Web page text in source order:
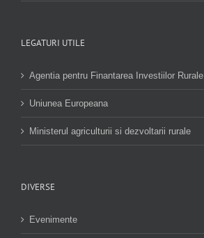
LEGATURI UTILE
Agentia pentru Finantarea Investiilor Rurale
Uniunea Europeana
Ministerul agriculturii si dezvoltarii rurale
DIVERSE
Evenimente